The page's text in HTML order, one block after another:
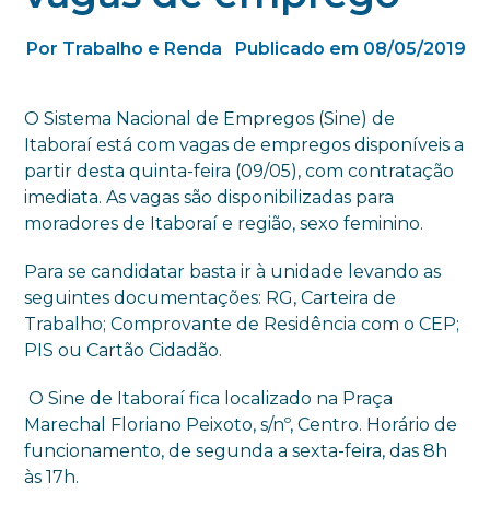
Por Trabalho e Renda Publicado em 08/05/2019
O Sistema Nacional de Empregos (Sine) de
Itaboraí está com vagas de empregos disponíveis a
partir desta quinta-feira (09/05), com contratação
imediata. As vagas são disponibilizadas para
moradores de Itaboraí e região, sexo feminino.
Para se candidatar basta ir à unidade levando as
seguintes documentações: RG, Carteira de
Trabalho; Comprovante de Residência com o CEP;
PIS ou Cartão Cidadão.
O Sine de Itaboraí fica localizado na Praça
Marechal Floriano Peixoto, s/nº, Centro. Horário de
funcionamento, de segunda a sexta-feira, das 8h
às 17h.